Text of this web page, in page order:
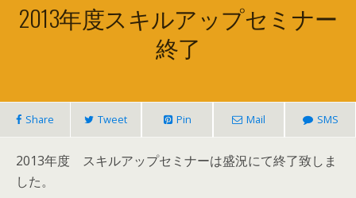
2013年度スキルアップセミナー
終了
Share Tweet Pin Mail SMS
2013年度 スキルアップセミナーは盛況にて終了致しま
した。